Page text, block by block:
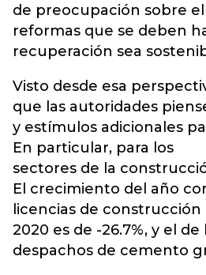
de preocupación sobre
reformas que se deben
recuperación sea
Visto desde esa
que las autoridades
y estímulos adicionales
En particular, para los
sectores de la
El crecimiento del año
licencias de
2020 es de -26.7%, y el de
despachos de cemento